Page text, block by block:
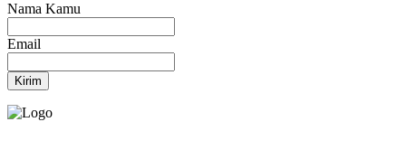
Nama Kamu
Email
Kirim